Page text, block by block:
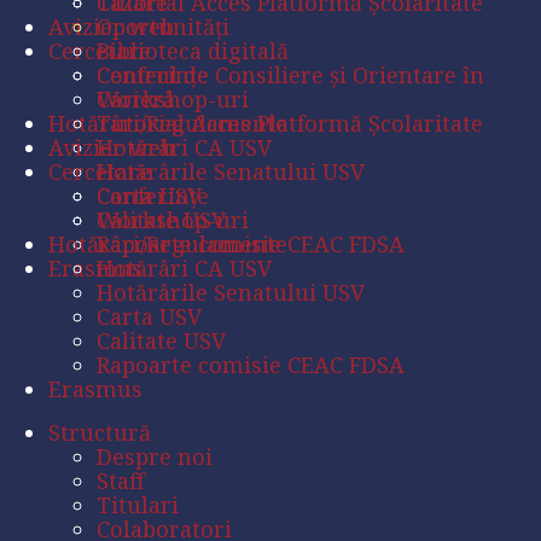
Avizier web
Cercetare
Conferințe
Workshop-uri
Hotărâri/Regulamente
Hotărâri CA USV
Hotărârile Senatului USV
Carta USV
Calitate USV
Rapoarte comisie CEAC FDSA
Erasmus
Oportunități
Biblioteca digitală
Centrul de Consiliere şi Orientare în
Carieră
Tutorial Acces Platformă Școlaritate
Avizier web
Cercetare
Conferințe
Workshop-uri
Hotărâri/Regulamente
Hotărâri CA USV
Hotărârile Senatului USV
Carta USV
Calitate USV
Rapoarte comisie CEAC FDSA
Erasmus
Structură
Despre noi
Staff
Titulari
Colaboratori